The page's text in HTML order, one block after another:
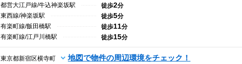
都営大江戸線/牛込神楽坂駅 徒歩2分
東西線/神楽坂駅
徒歩5分
有楽町線/飯田橋駅
徒歩11分
有楽町線/江戸川橋駅
徒歩15分
東京都新宿区横寺町 地図で物件の周辺環境をチェック！